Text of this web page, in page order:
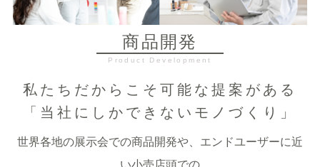
商品開発
私たちだからこそ可能な提案がある
「当社にしかできないモノづくり」
世界各地の展示会での商品開発や、エンドユーザーに近